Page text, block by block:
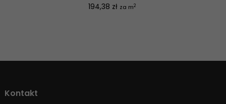
Cena
194,38 zł za m2
Kontakt